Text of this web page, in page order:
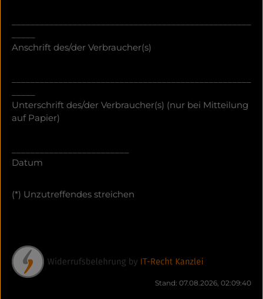
Anschrift des/der Verbraucher(s)
Unterschrift des/der Verbraucher(s) (nur bei Mitteilung
auf Papier)
Datum
(*) Unzutreffendes streichen
Stand: 07.08.2026, 02:09:40